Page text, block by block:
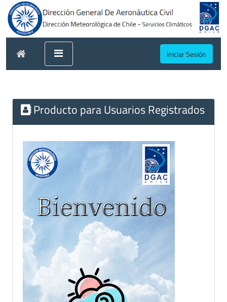
Iniciar Sesión
Producto para Usuarios Registrados